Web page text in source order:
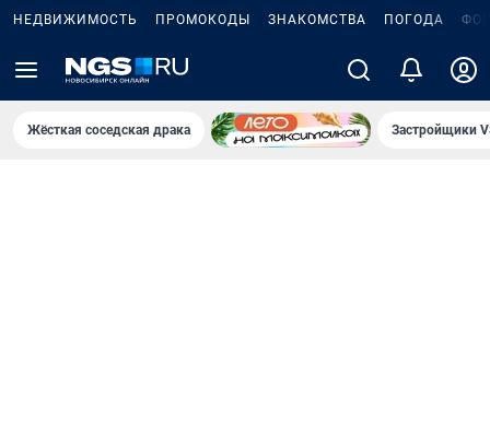
НЕДВИЖИМОСТЬ ПРОМОКОДЫ ЗНАКОМСТВА ПОГОДА
Жёсткая соседская драка Застройщики